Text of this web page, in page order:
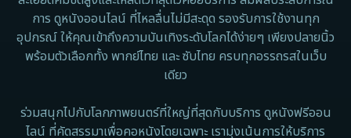
Documentary สารคดี
Drama ดราม่า
Drama ดราม่า
การ ดูหนังออนไลน์ ที่ไหลลื่นไม่มีสะดุด รองรับการใช้งานทุก
อุปกรณ์ ให้คุณเข้าถึงความบันเทิงระดับโลกได้ง่ายๆ เพียงปลายนิ้ว
พร้อมตัวเลือกทั้ง พากย์ไทย และ ซับไทย ครบทุกอรรถรสในเว็บ
เดียว
ร่วมสนุกไปกับโลกภาพยนตร์ที่ใหญ่ที่สุดกับบริการ ดูหนังฟรีออน
ไลน์ ที่คัดสรรมาเพื่อคอหนังโดยเฉพาะ เรามุ่งเน้นการให้บริการ